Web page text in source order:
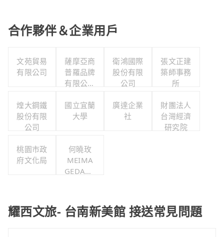
合作夥伴＆企業用戶
文苑貿易
有限公司
薩摩亞商
普羅品牌
有限公司
司
衛鴻國際
股份有限
公司
張文正建
築師事務
所
煌大鋼鐵
股份有限
公司
國立宜蘭
大學
廣達企業
社
財團法人
台灣經濟
研究院
桃園市政
府文化局
何曉玫
MEIMA
GEDANC
耀西文旅- 台南新美館 接送常見問題